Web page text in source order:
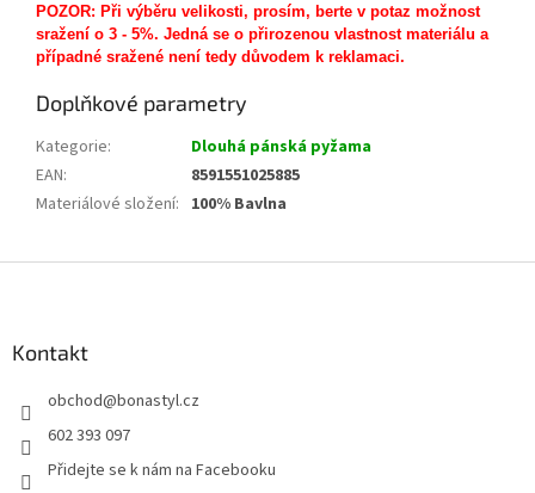
POZOR: Při výběru velikosti, prosím, berte v potaz možnost
sražení o 3 - 5%. Jedná se o přirozenou vlastnost materiálu a
případné sražené není tedy důvodem k reklamaci.
Doplňkové parametry
Kategorie:
Dlouhá pánská pyžama
EAN:
8591551025885
Materiálové složení: 100% Bavlna
Kontakt
obchod@bonastyl.cz
602 393 097
Přidejte se k nám na Facebooku